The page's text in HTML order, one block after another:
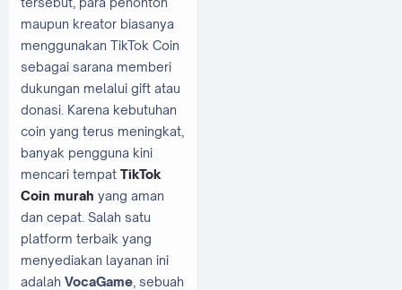
maupun kreator biasanya
menggunakan TikTok Coin
sebagai sarana memberi
dukungan melalui gift atau
donasi. Karena kebutuhan
coin yang terus meningkat,
banyak pengguna kini
mencari tempat TikTok
Coin murah yang aman
dan cepat. Salah satu
platform terbaik yang
menyediakan layanan ini
adalah VocaGame , sebuah